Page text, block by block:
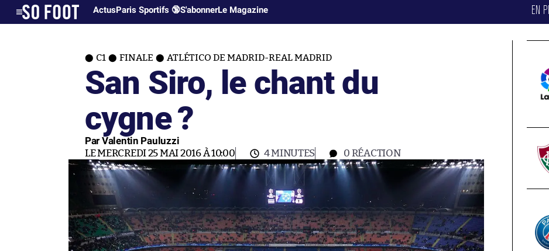
ActusParis Sportifs 🔞S'abonnerLe Magazine EN
C1 FINALE ATLÉTICO DE MADRID-REAL MADRID
San Siro, le chant du
cygne ?
Par Valentin Pauluzzi
LE MERCREDI 25 MAI 2016 À 10:00 4 MINUTES 0 RÉACTION